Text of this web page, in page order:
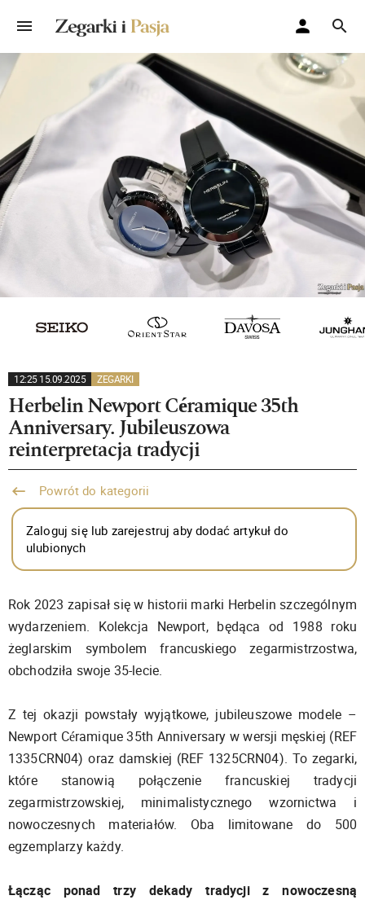
12:25 15.09.2025 ZEGARKI
Herbelin Newport Céramique 35th
Anniversary. Jubileuszowa
reinterpretacja tradycji
Powrót do kategorii
Zaloguj się lub zarejestruj aby dodać artykuł do
ulubionych
Rok 2023 zapisał się w historii marki Herbelin szczególnym
wydarzeniem. Kolekcja Newport, będąca od 1988 roku
żeglarskim symbolem francuskiego zegarmistrzostwa,
obchodziła swoje 35-lecie.
Z tej okazji powstały wyjątkowe, jubileuszowe modele –
Newport Céramique 35th Anniversary w wersji męskiej (REF
1335CRN04) oraz damskiej (REF 1325CRN04). To zegarki,
które stanowią połączenie francuskiej tradycji
zegarmistrzowskiej, minimalistycznego wzornictwa i
nowoczesnych materiałów. Oba limitowane do 500
egzemplarzy każdy.
Łącząc ponad trzy dekady tradycji z nowoczesną